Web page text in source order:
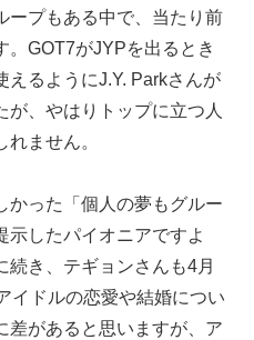
ープもある中で、当たり前
。GOT7がJYPを出るとき
えるようにJ.Y. Parkさんが
、やはりトップに立つ人
ません。
かった「個人の夢もグルー
示したパイオニアですよ
続き、テギョンさんも4月
イドルの恋愛や結婚につい
差があると思いますが、ア